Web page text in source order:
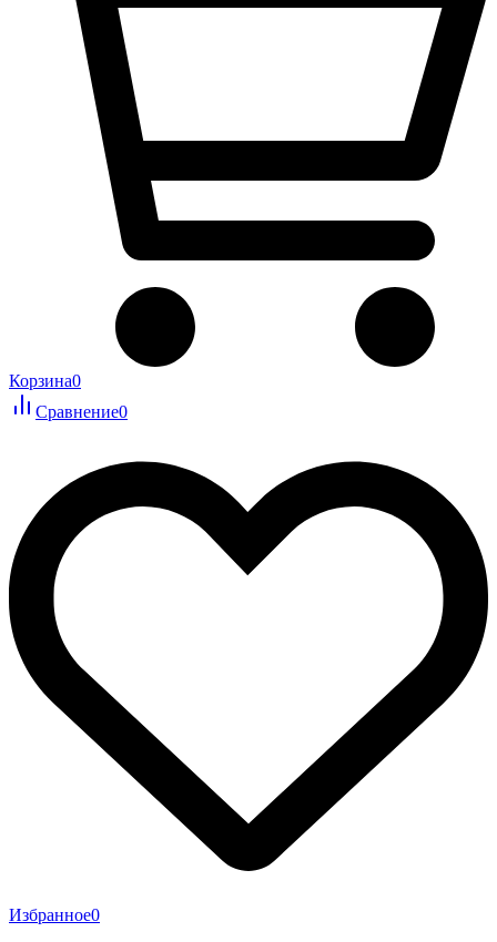
Корзина0
Сравнение0
Избранное0